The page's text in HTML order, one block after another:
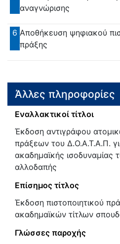
αναγνώρισης
6 Αποθήκευση ψηφιακού
πράξης
Άλλες πληροφορίες
Εναλλακτικοί τίτλοι
Έκδοση αντιγράφου
πράξεων του Δ.Ο.Α.Τ.Α.Π.
ακαδημαϊκής ισοδυναμίας
αλλοδαπής
Επίσημος τίτλος
Έκδοση πιστοποιητικού
ακαδημαϊκών τίτλων
Γλώσσες παροχής